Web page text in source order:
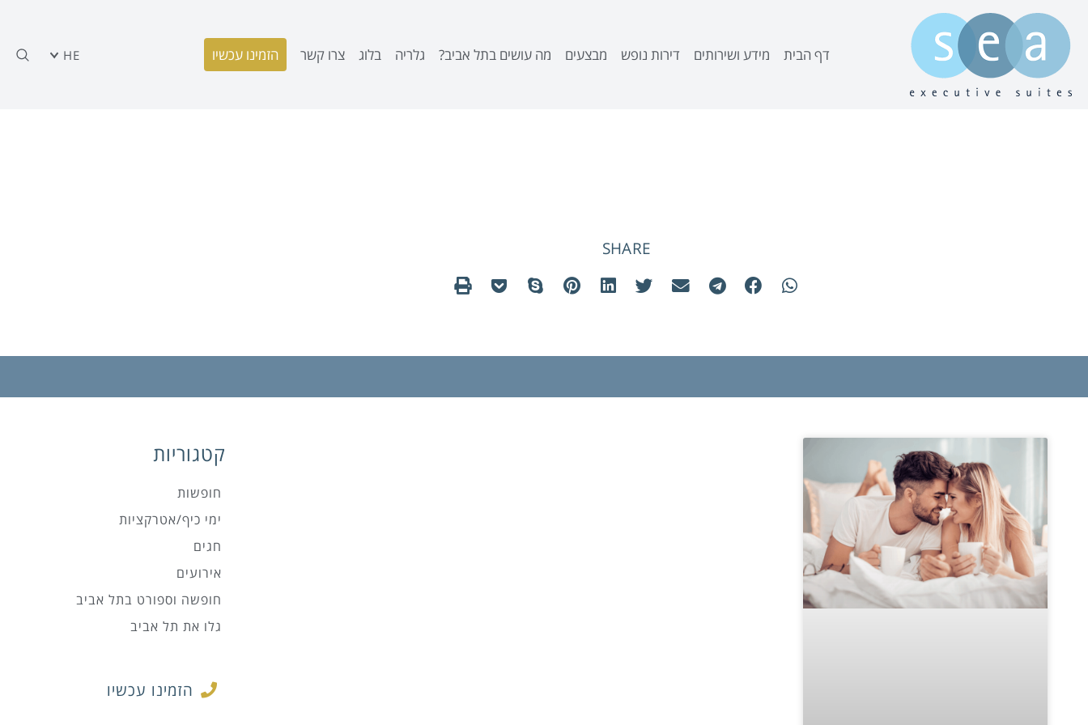
HE דף הבית מידע ושירותים דירות נופש מבצעים מה עושים בתל אביב? גלריה בלוג צרו קשר הזמינו עכשיו
SHARE
קטגוריות
חופשות
ימי כיף/אטרקציות
חגים
אירועים
חופשה וספורט בתל אביב
גלו את תל אביב
הזמינו עכשיו